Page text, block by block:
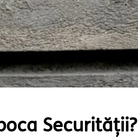
Securității?